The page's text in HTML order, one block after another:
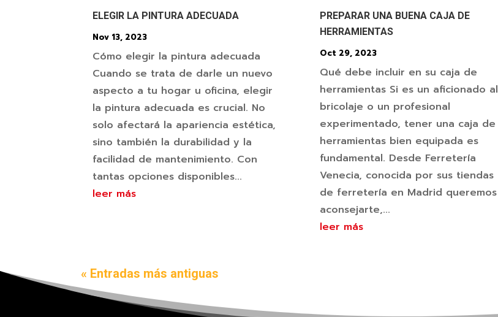
ELEGIR LA PINTURA ADECUADA
Nov 13, 2023
Cómo elegir la pintura adecuada
Cuando se trata de darle un nuevo
aspecto a tu hogar u oficina, elegir
la pintura adecuada es crucial. No
solo afectará la apariencia estética,
sino también la durabilidad y la
facilidad de mantenimiento. Con
tantas opciones disponibles...
leer más
PREPARAR UNA BUENA CAJA DE
HERRAMIENTAS
Oct 29, 2023
Qué debe incluir en su caja de
herramientas Si es un aficionado al
bricolaje o un profesional
experimentado, tener una caja de
herramientas bien equipada es
fundamental. Desde Ferretería
Venecia, conocida por sus tiendas
de ferretería en Madrid queremos
aconsejarte,...
leer más
« Entradas más antiguas